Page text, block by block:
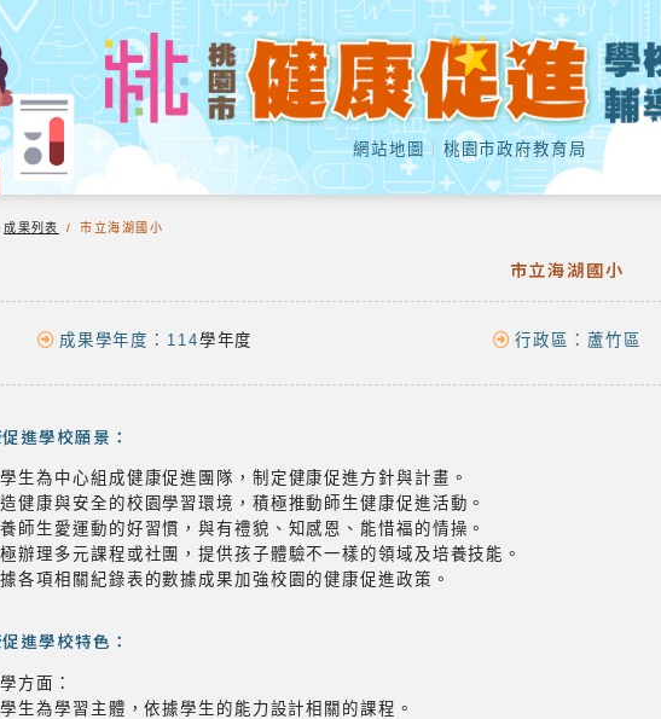
網站地圖｜ 桃園市政府教育局
成果列表 / 市立海湖國小
市立海湖國小
成果學年度：114學年度 行政區： 蘆竹區
進學校願景：
生為中心組成健康促進團隊，制定健康促進方針與計畫。
健康與安全的校園學習環境，積極推動師生健康促進活動。
師生愛運動的好習慣，與有禮貌、知感恩、能惜福的情操。
辦理多元課程或社團，提供孩子體驗不一樣的領域及培養技能。
各項相關紀錄表的數據成果加強校園的健康促進政策。
進學校特色：
方面：
生為學習主體，依據學生的能力設計相關的課程。